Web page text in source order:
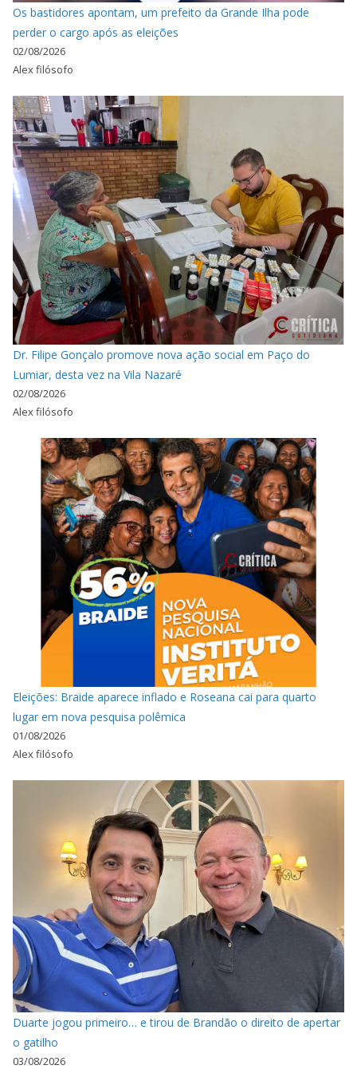
Os bastidores apontam, um prefeito da Grande Ilha pode
perder o cargo após as eleições
02/08/2026
Alex filósofo
Dr. Filipe Gonçalo promove nova ação social em Paço do
Lumiar, desta vez na Vila Nazaré
02/08/2026
Alex filósofo
Eleições: Braide aparece inflado e Roseana cai para quarto
lugar em nova pesquisa polêmica
01/08/2026
Alex filósofo
Duarte jogou primeiro… e tirou de Brandão o direito de apertar
o gatilho
03/08/2026